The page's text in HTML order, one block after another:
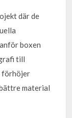
där de
boxen
till
förhöjer
material